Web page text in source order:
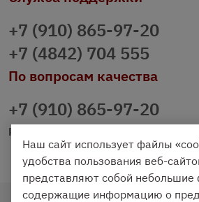
+7 (910) 865-97-20
+7 (4842) 704 555
По вопросам качества
+7 (910) 865-97-20
prazdnichniy40@palmi.ru
Наш сайт использует файлы
удобства пользования веб-
представляют собой
содержащие информацию о